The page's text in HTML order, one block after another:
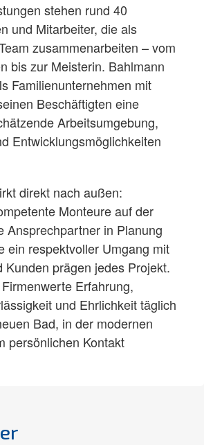
stehen rund 40
und Mitarbeiter, die als
zusammenarbeiten – vom
bis zur Meisterin. Bahlmann
Familienunternehmen mit
Beschäftigten eine
Arbeitsumgebung,
Entwicklungsmöglichkeiten
direkt nach außen:
Monteure auf der
Ansprechpartner in Planung
ein respektvoller Umgang mit
Kunden prägen jedes Projekt.
Erfahrung,
und Ehrlichkeit täglich
Bad, in der modernen
persönlichen Kontakt